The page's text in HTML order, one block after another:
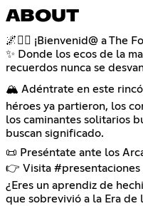
ABOUT
🌌🧙‍♀️ ¡Bienvenid@ a The
✨ Donde los ecos de la
recuerdos nunca se
🏔️ Adéntrate en este
héroes ya partieron, los
los caminantes solitarios
buscan significado.
📜 Preséntate ante los
👉 Visita #presentaciones
¿Eres un aprendiz de
que sobrevivió a la Era de